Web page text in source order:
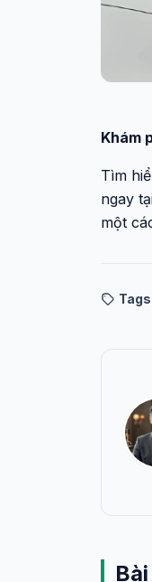
Khám
Tìm
ngay
một